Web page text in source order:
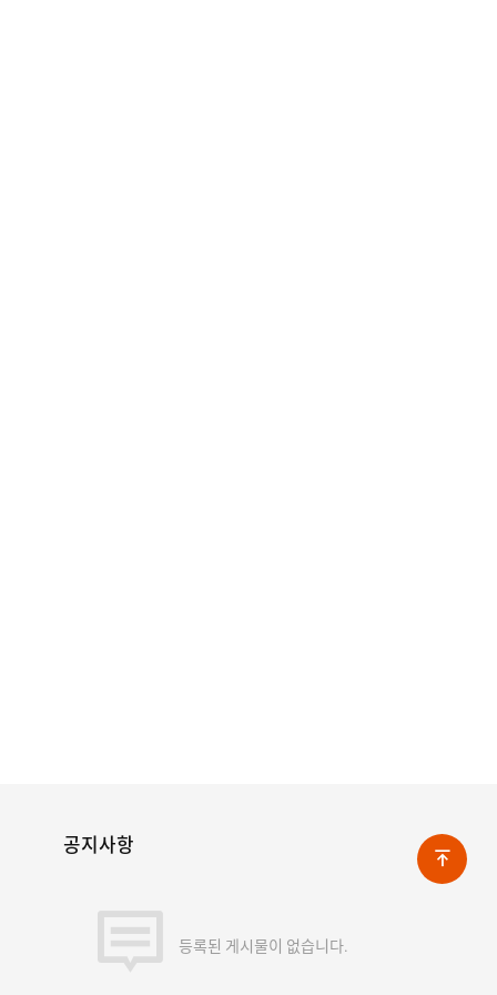
공지사항
등록된 게시물이 없습니다.